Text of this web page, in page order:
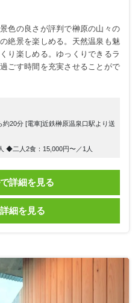
色の良さが評判で榊原の山々の
絶景を楽しめる。天然温泉も魅
り楽しめる。ゆっくりできるラ
ごす時間を充実させることがで
20分 [電車]近鉄榊原温泉口駅より送
◆二人2食：15,000円〜／1人
詳細を見る
細を見る